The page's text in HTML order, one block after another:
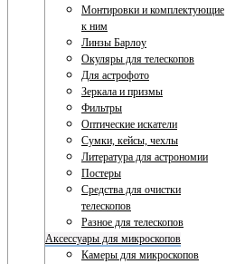
Монтировки и комплектующие
к ним
Линзы Барлоу
Окуляры для телескопов
Для астрофото
Зеркала и призмы
Фильтры
Оптические искатели
Сумки, кейсы, чехлы
Литература для астрономии
Постеры
Средства для очистки
телескопов
Разное для телескопов
Аксессуары для микроскопов
Камеры для микроскопов